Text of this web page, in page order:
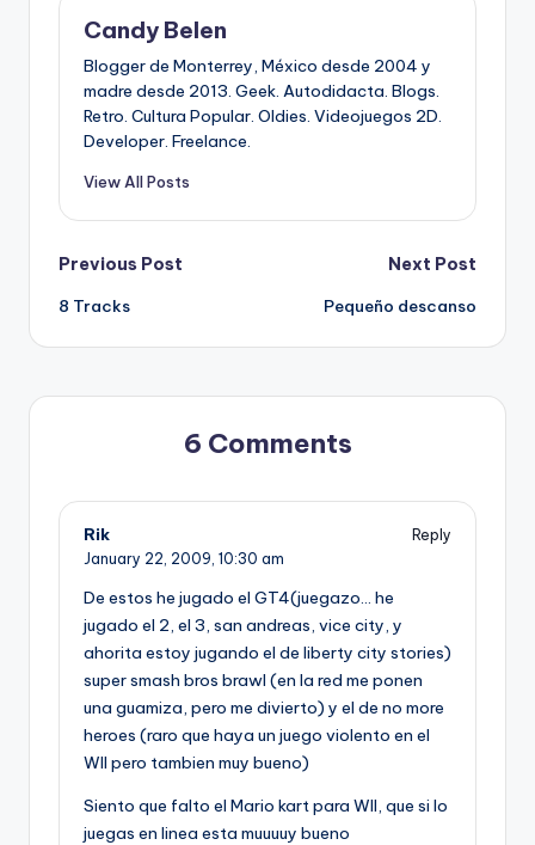
Candy Belen
Blogger de Monterrey, México desde 2004 y
madre desde 2013. Geek. Autodidacta. Blogs.
Retro. Cultura Popular. Oldies. Videojuegos 2D.
Developer. Freelance.
View All Posts
Post
navigation
Previous Post
8 Tracks
Next Post
Pequeño descanso
6 Comments
Rik
Reply
January 22, 2009, 10:30 am
De estos he jugado el GT4(juegazo… he
jugado el 2, el 3, san andreas, vice city, y
ahorita estoy jugando el de liberty city stories)
super smash bros brawl (en la red me ponen
una guamiza, pero me divierto) y el de no more
heroes (raro que haya un juego violento en el
WII pero tambien muy bueno)
Siento que falto el Mario kart para WII, que si lo
juegas en linea esta muuuuy bueno